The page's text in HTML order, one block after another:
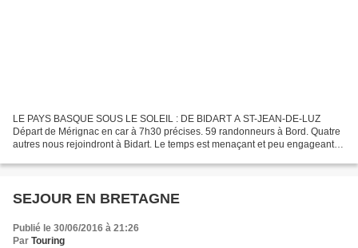
LE PAYS BASQUE SOUS LE SOLEIL : DE BIDART A ST-JEAN-DE-LUZ
Départ de Mérignac en car à 7h30 précises. 59 randonneurs à Bord. Quatre
autres nous rejoindront à Bidart. Le temps est menaçant et peu engageant et
SEJOUR EN BRETAGNE
Publié le 30/06/2016 à 21:26
Par Touring